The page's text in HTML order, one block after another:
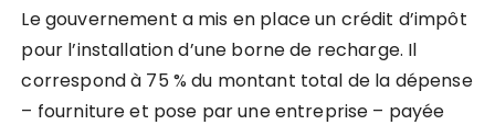
Le gouvernement a mis en place un crédit d’impôt
pour l’installation d’une borne de recharge. Il
correspond à 75 % du montant total de la dépense
– fourniture et pose par une entreprise – payée